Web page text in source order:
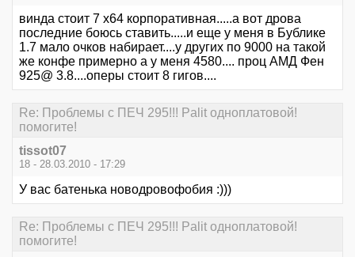
винда стоит 7 х64 корпоративная.....а вот дрова
последние боюсь ставить.....и еще у меня в Бублике
1.7 мало очков набирает....у других по 9000 на такой
же конфе примерно а у меня 4580.... проц АМД Фен
925@ 3.8....оперы стоит 8 гигов....
Re: Проблемы с ПЕЧ 295!!! Palit одноплатовой!
помогите!
tissot07
18 - 28.03.2010 - 17:29
У вас батенька новодровофобия :)))
Re: Проблемы с ПЕЧ 295!!! Palit одноплатовой!
помогите!